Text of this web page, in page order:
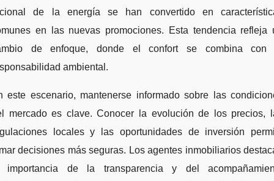
de la energía se han convertido en
en las nuevas promociones. Esta tendencia refleja
de enfoque, donde el confort se combina con
ambiental.
este escenario, mantenerse informado sobre las
mercado es clave. Conocer la evolución de los precios,
locales y las oportunidades de inversión
decisiones más seguras. Los agentes inmobiliarios
importancia de la transparencia y del